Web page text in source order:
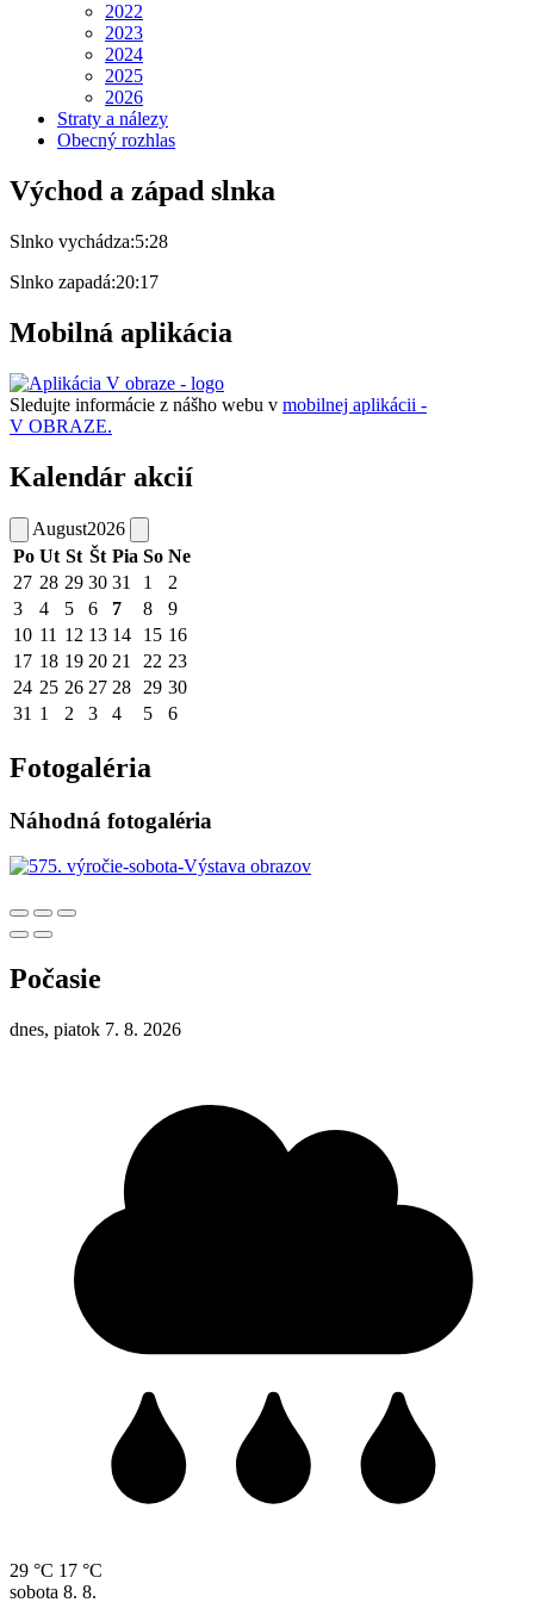
2022
2023
2024
2025
2026
Straty a nálezy
Obecný rozhlas
Východ a západ slnka
Slnko vychádza:5:28
Slnko zapadá:20:17
Mobilná aplikácia
Sledujte informácie z nášho webu v mobilnej aplikácii -
V OBRAZE.
Kalendár akcií
August2026
Po Ut St Št Pia So Ne
27 28 29 30 31 1
2
3
4 5 6 7 8
9
10 11 12 13 14 15 16
17 18 19 20 21 22 23
24 25 26 27 28 29 30
31 1 2 3 4 5 6
Fotogaléria
Náhodná fotogaléria
Počasie
dnes, piatok 7. 8. 2026
29 °C 17 °C
sobota 8. 8.